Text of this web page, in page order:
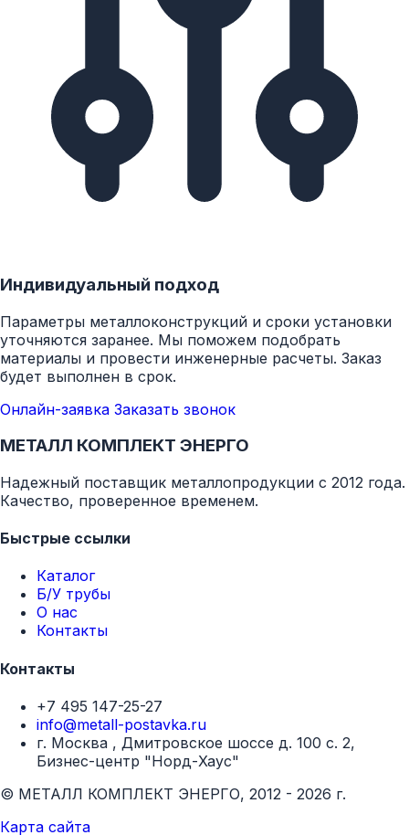
Индивидуальный подход
Параметры металлоконструкций и сроки установки
уточняются заранее. Мы поможем подобрать
материалы и провести инженерные расчеты. Заказ
будет выполнен в срок.
Онлайн-заявка Заказать звонок
МЕТАЛЛ КОМПЛЕКТ ЭНЕРГО
Надежный поставщик металлопродукции с 2012 года.
Качество, проверенное временем.
Быстрые ссылки
Каталог
Б/У трубы
О нас
Контакты
Контакты
+7 495 147-25-27
info@metall-postavka.ru
г. Москва , Дмитровское шоссе д. 100 с. 2,
Бизнес-центр "Норд-Хаус"
© МЕТАЛЛ КОМПЛЕКТ ЭНЕРГО, 2012 - 2026 г.
Карта сайта